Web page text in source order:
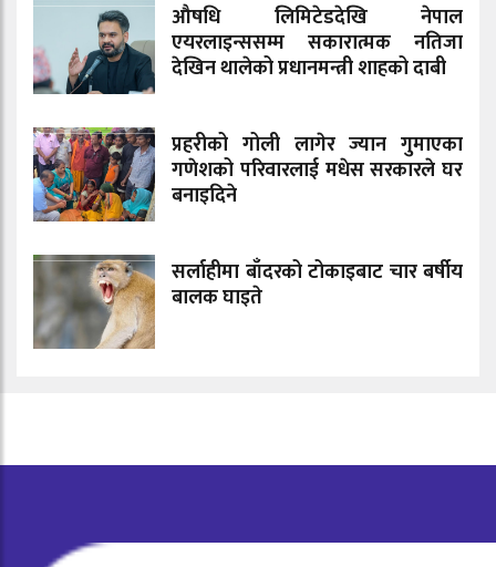
औषधि लिमिटेडदेखि नेपाल
एयरलाइन्ससम्म सकारात्मक नतिजा
देखिन थालेको प्रधानमन्त्री शाहको दाबी
प्रहरीको गोली लागेर ज्यान गुमाएका
गणेशको परिवारलाई मधेस सरकारले घर
बनाइदिने
सर्लाहीमा बाँदरको टोकाइबाट चार बर्षीय
बालक घाइते